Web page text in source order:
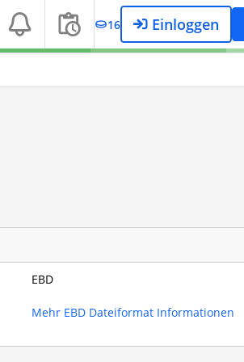
16 Einloggen
EBD
Mehr EBD Dateiformat Informationen